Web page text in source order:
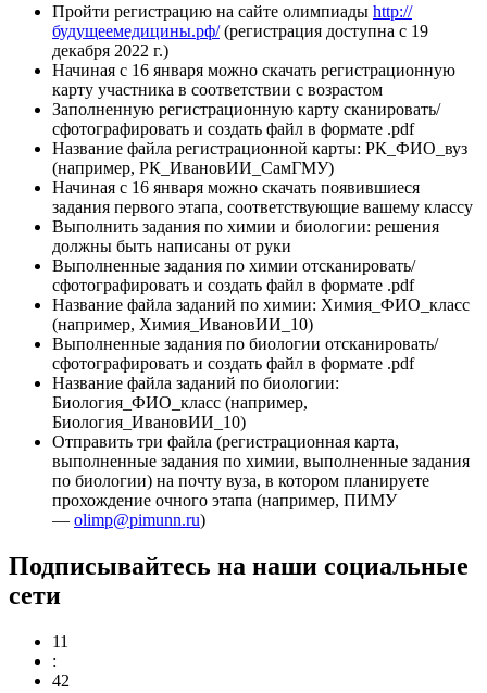
Пройти регистрацию на сайте олимпиады http://
будущеемедицины.рф/(регистрация доступна с 19
декабря 2022 г.)
Начиная с 16 января можно скачать регистрационную
карту участника в соответствии с возрастом
Заполненную регистрационную карту сканировать/
сфотографировать и создать файл в формате .pdf
Название файла регистрационной карты: РК_ФИО_вуз
(например, РК_ИвановИИ_СамГМУ)
Начиная с 16 января можно скачать появившиеся
задания первого этапа, соответствующие вашему классу
Выполнить задания по химии и биологии: решения
должны быть написаны от руки
Выполненные задания по химии отсканировать/
сфотографировать и создать файл в формате .pdf
Название файла заданий по химии: Химия_ФИО_класс
(например, Химия_ИвановИИ_10)
Выполненные задания по биологии отсканировать/
сфотографировать и создать файл в формате .pdf
Название файла заданий по биологии:
Биология_ФИО_класс (например,
Биология_ИвановИИ_10)
Отправить три файла (регистрационная карта,
выполненные задания по химии, выполненные задания
по биологии) на почту вуза, в котором планируете
прохождение очного этапа (например, ПИМУ
— olimp@pimunn.ru)
Подписывайтесь на наши социальные
сети
11
:
42